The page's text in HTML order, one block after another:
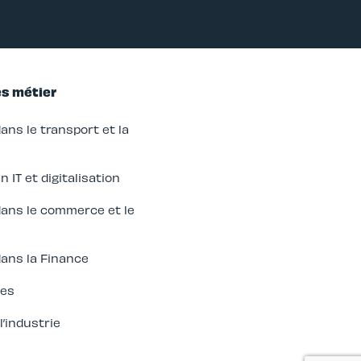
métier
le transport et la
IT et digitalisation
le commerce et le
la Finance